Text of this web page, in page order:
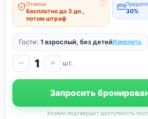
Отмена
Бесплатно до 3 дн.,
потом штраф
30%
Гости: 1 взрослый, без детейИзменить
1 шт.
Запросить
Хозяин подтвердит доступность